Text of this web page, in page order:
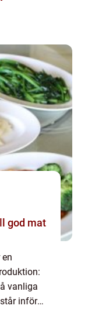
vanliga
inför